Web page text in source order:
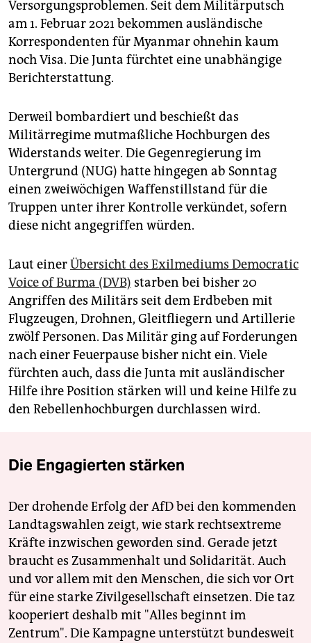
Versorgungsproblemen. Seit dem Militärputsch
am 1. Februar 2021 bekommen ausländische
Korrespondenten für Myanmar ohnehin kaum
noch Visa. Die Junta fürchtet eine unabhängige
Berichterstattung.
Derweil bombardiert und beschießt das
Militärregime mutmaßliche Hochburgen des
Widerstands weiter. Die Gegenregierung im
Untergrund (NUG) hatte hingegen ab Sonntag
einen zweiwöchigen Waffenstillstand für die
Truppen unter ihrer Kontrolle verkündet, sofern
diese nicht angegriffen würden.
Laut einerÜbersicht des Exilmediums Democratic
Voice of Burma (DVB) starben bei bisher 20
Angriffen des Militärs seit dem Erdbeben mit
Flugzeugen, Drohnen, Gleitfliegern und Artillerie
zwölf Personen. Das Militär ging auf Forderungen
nach einer Feuerpause bisher nicht ein. Viele
fürchten auch, dass die Junta mit ausländischer
Hilfe ihre Position stärken will und keine Hilfe zu
den Rebellenhochburgen durchlassen wird.
Die Engagierten stärken
Der drohende Erfolg der AfD bei den kommenden
Landtagswahlen zeigt, wie stark rechtsextreme
Kräfte inzwischen geworden sind. Gerade jetzt
braucht es Zusammenhalt und Solidarität. Auch
und vor allem mit den Menschen, die sich vor Ort
für eine starke Zivilgesellschaft einsetzen. Die taz
kooperiert deshalb mit "Alles beginnt im
Zentrum". Die Kampagne unterstützt bundesweit